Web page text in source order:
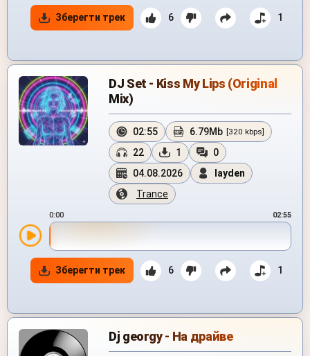
Зберегти трек 6 1
DJ Set - Kiss My Lips (Original
Mix)
02:55 6.79Mb [320 kbps]
22 1
0
04.08.2026
layden
Trance
0:00 02:55
Зберегти трек 6 1
Dj georgy - На драйве